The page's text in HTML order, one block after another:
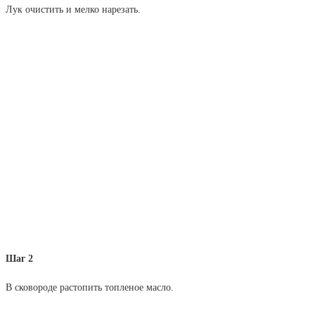
Лук очистить и мелко нарезать.
Шаг 2
В сковороде растопить топленое масло.